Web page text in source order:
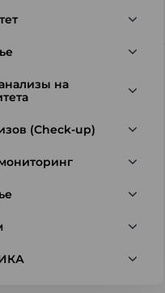
на
(Check-up)